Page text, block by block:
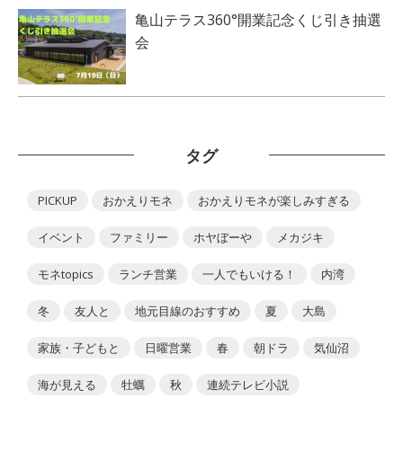
亀山テラス360°開業記念くじ引き抽選
会
タグ
PICKUP おかえりモネ おかえりモネが楽しみすぎる
イベント ファミリー ホヤぼーや メカジキ
モネtopics ランチ営業 一人でもいける！ 内湾
冬 友人と 地元目線のおすすめ 夏 大島
家族・子どもと 日曜営業 春 朝ドラ 気仙沼
海が見える 牡蠣 秋 連続テレビ小説